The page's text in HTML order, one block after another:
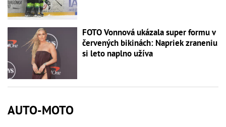
FOTO Vonnová ukázala super formu v
červených bikinách: Napriek zraneniu
si leto naplno užíva
AUTO-MOTO